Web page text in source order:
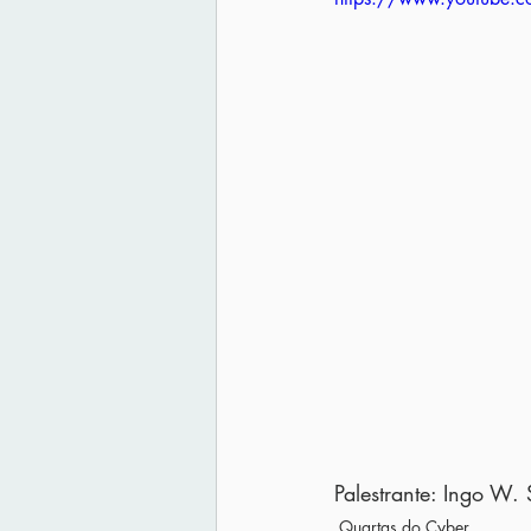
Palestrante: Ingo W.